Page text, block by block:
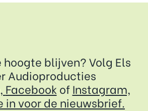
hoogte blijven? Volg Els
Audioproducties
Facebook ofInstagram,
in voor de nieuwsbrief.